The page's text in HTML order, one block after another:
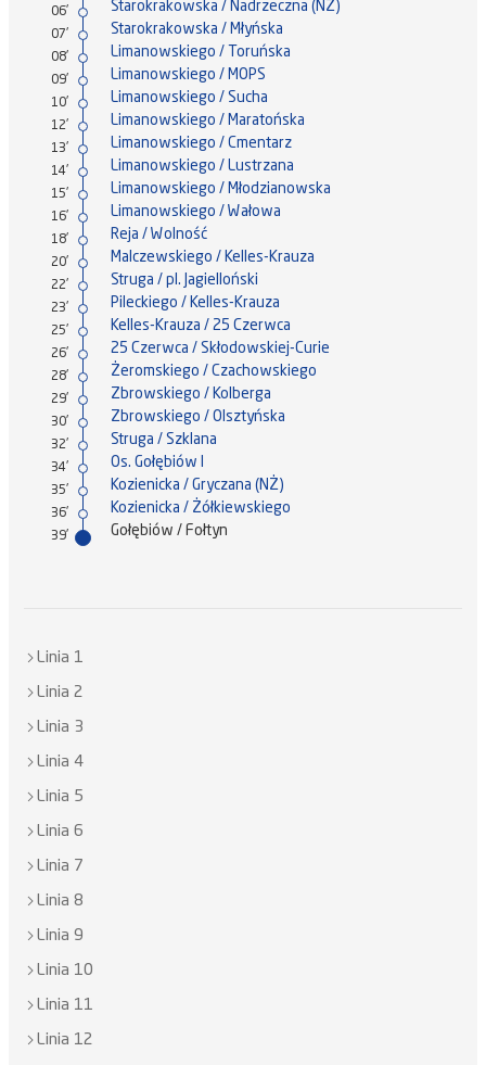
06' Starokrakowska / Nadrzeczna (NŻ)
07' Starokrakowska / Młyńska
08' Limanowskiego / Toruńska
09' Limanowskiego / MOPS
10' Limanowskiego / Sucha
12' Limanowskiego / Maratońska
13' Limanowskiego / Cmentarz
14' Limanowskiego / Lustrzana
15' Limanowskiego / Młodzianowska
16' Limanowskiego / Wałowa
18' Reja / Wolność
20' Malczewskiego / Kelles-Krauza
22' Struga / pl. Jagielloński
23' Pileckiego / Kelles-Krauza
25' Kelles-Krauza / 25 Czerwca
26' 25 Czerwca / Skłodowskiej-Curie
28' Żeromskiego / Czachowskiego
29' Zbrowskiego / Kolberga
30' Zbrowskiego / Olsztyńska
32' Struga / Szklana
34' Os. Gołębiów I
35' Kozienicka / Gryczana (NŻ)
36' Kozienicka / Żółkiewskiego
39' Gołębiów / Fołtyn
Linia 1
Linia 2
Linia 3
Linia 4
Linia 5
Linia 6
Linia 7
Linia 8
Linia 9
Linia 10
Linia 11
Linia 12